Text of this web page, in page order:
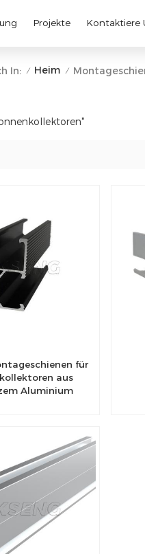
Projekte Kontaktiere
In: / Heim /
für
aus
Aluminium